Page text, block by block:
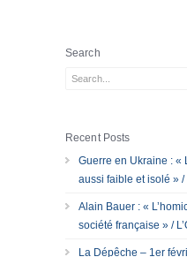
Search
Recent Posts
Guerre en Ukraine : «
aussi faible et isolé »
Alain Bauer : «
société française » /
La Dépêche – 1er